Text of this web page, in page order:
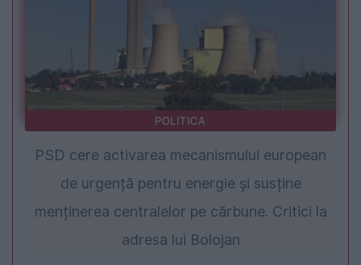
POLITICA
PSD cere activarea mecanismului european
de urgență pentru energie și susține
menținerea centralelor pe cărbune. Critici la
adresa lui Bolojan